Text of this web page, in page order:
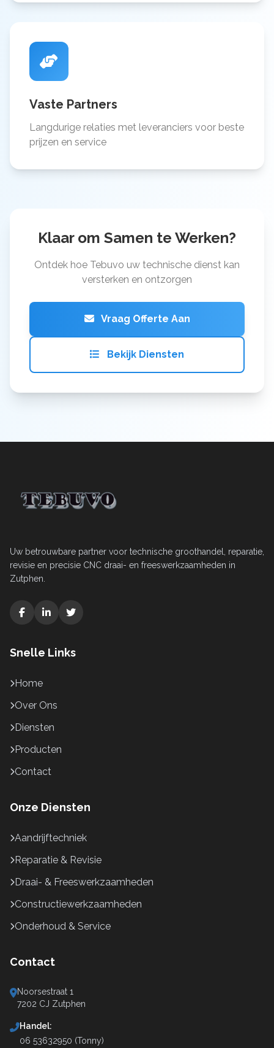
Vaste Partners
Langdurige relaties met leveranciers voor beste
prijzen en service
Klaar om Samen te Werken?
Ontdek hoe Tebuvo uw technische dienst kan
versterken en ontzorgen
Vraag Offerte Aan
Bekijk Diensten
Uw betrouwbare partner voor technische groothandel, reparatie,
revisie en precisie CNC draai- en freeswerkzaamheden in
Zutphen.
Snelle Links
Home
Over Ons
Diensten
Producten
Contact
Onze Diensten
Aandrijftechniek
Reparatie & Revisie
Draai- & Freeswerkzaamheden
Constructiewerkzaamheden
Onderhoud & Service
Contact
Noorsestraat 1
7202 CJ Zutphen
Handel:
06 53632950 (Tonny)